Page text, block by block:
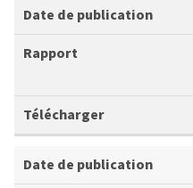
u
b
a
t
p
p
o